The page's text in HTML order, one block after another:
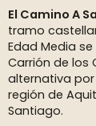
El Camino A
tramo
Edad Media
Carrión de los
alternativa
región de
Santiago.